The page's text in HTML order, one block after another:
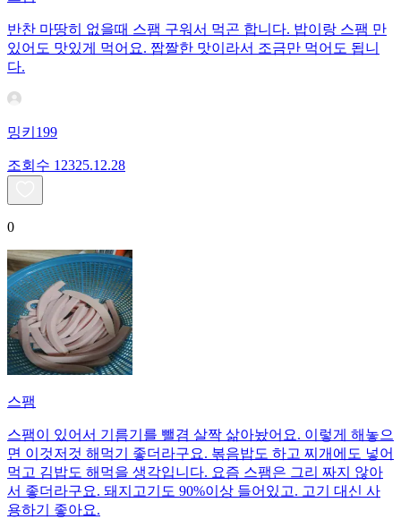
반찬 마땅히 없을때 스팸 구워서 먹곤 합니다. 밥이랑 스팸 만
있어도 맛있게 먹어요. 짭짤한 맛이라서 조금만 먹어도 됩니
다.
밍키199
조회수 12325.12.28
0
스팸
스팸이 있어서 기름기를 뺄겸 살짝 삶아놨어요. 이렇게 해놓으
면 이것저것 해먹기 좋더라구요. 볶음밥도 하고 찌개에도 넣어
먹고 김밥도 해먹을 생각입니다. 요즘 스팸은 그리 짜지 않아
서 좋더라구요. 돼지고기도 90%이상 들어있고. 고기 대신 사
용하기 좋아요.